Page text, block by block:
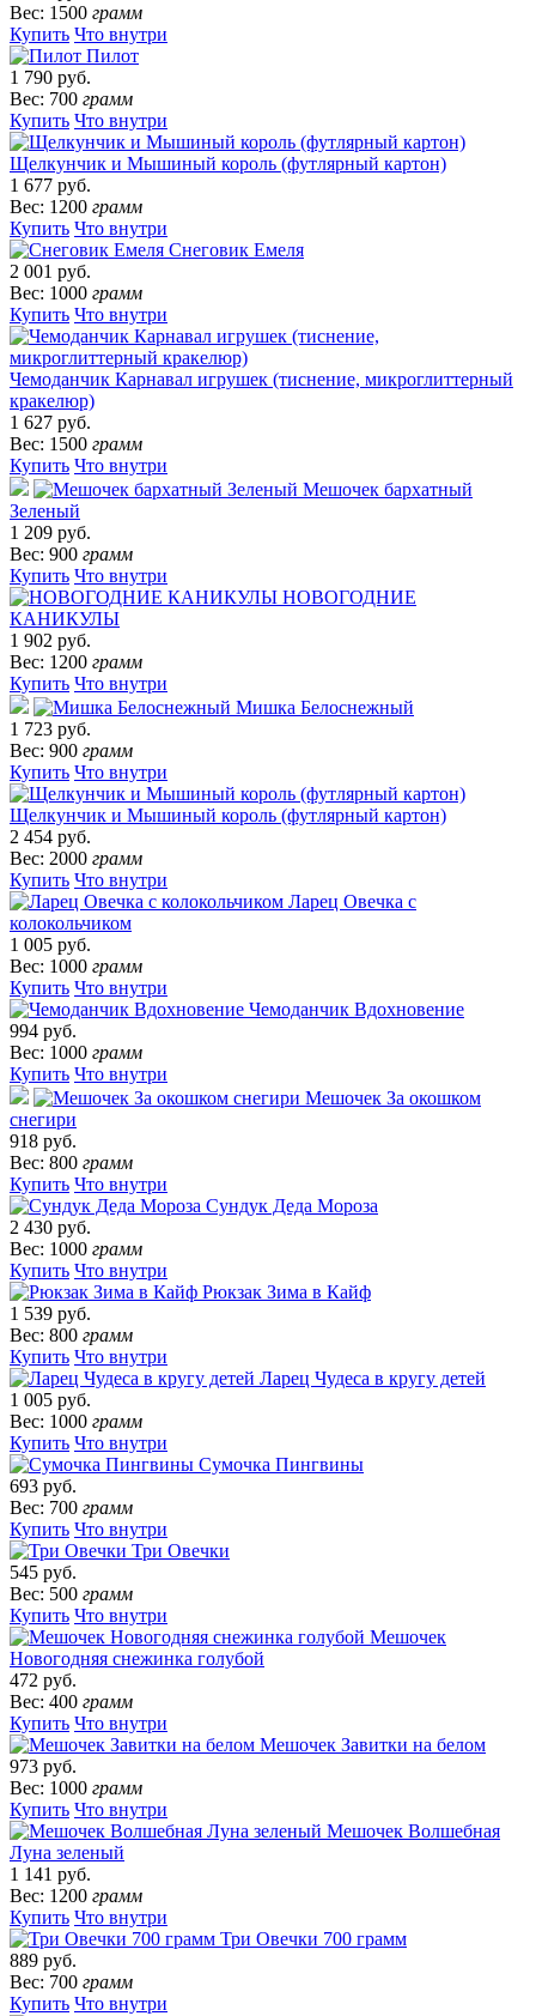
Вес: 1500 грамм
Купить Что внутри
Пилот
1 790 руб.
Вес: 700 грамм
Купить Что внутри
Щелкунчик и Мышиный король (футлярный картон)
1 677 руб.
Вес: 1200 грамм
Купить Что внутри
Снеговик Емеля
2 001 руб.
Вес: 1000 грамм
Купить Что внутри
Чемоданчик Карнавал игрушек (тиснение, микроглиттерный
кракелюр)
1 627 руб.
Вес: 1500 грамм
Купить Что внутри
Мешочек бархатный
Зеленый
1 209 руб.
Вес: 900 грамм
Купить Что внутри
НОВОГОДНИЕ
КАНИКУЛЫ
1 902 руб.
Вес: 1200 грамм
Купить Что внутри
Мишка Белоснежный
1 723 руб.
Вес: 900 грамм
Купить Что внутри
Щелкунчик и Мышиный король (футлярный картон)
2 454 руб.
Вес: 2000 грамм
Купить Что внутри
Ларец Овечка с
колокольчиком
1 005 руб.
Вес: 1000 грамм
Купить Что внутри
Чемоданчик Вдохновение
994 руб.
Вес: 1000 грамм
Купить Что внутри
Мешочек За окошком
снегири
918 руб.
Вес: 800 грамм
Купить Что внутри
Сундук Деда Мороза
2 430 руб.
Вес: 1000 грамм
Купить Что внутри
Рюкзак Зима в Кайф
1 539 руб.
Вес: 800 грамм
Купить Что внутри
Ларец Чудеса в кругу детей
1 005 руб.
Вес: 1000 грамм
Купить Что внутри
Сумочка Пингвины
693 руб.
Вес: 700 грамм
Купить Что внутри
Три Овечки
545 руб.
Вес: 500 грамм
Купить Что внутри
Мешочек
Новогодняя снежинка голубой
472 руб.
Вес: 400 грамм
Купить Что внутри
Мешочек Завитки на белом
973 руб.
Вес: 1000 грамм
Купить Что внутри
Мешочек Волшебная
Луна зеленый
1 141 руб.
Вес: 1200 грамм
Купить Что внутри
Три Овечки 700 грамм
889 руб.
Вес: 700 грамм
Купить Что внутри